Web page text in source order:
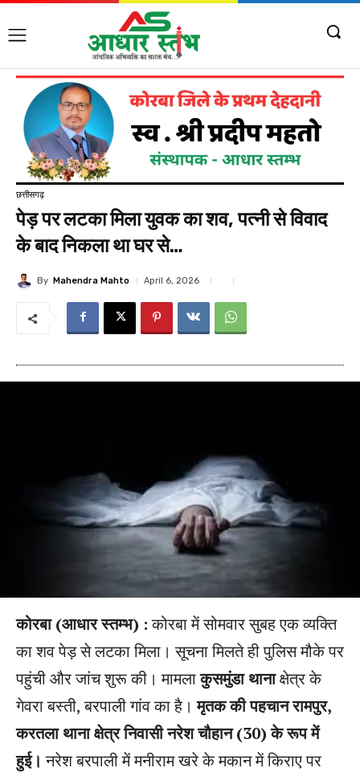
छत्तीसगढ़
पेड़ पर लटका मिला युवक का शव, पत्नी से विवाद
के बाद निकला था घर से…
By Mahendra Mahto April 6, 2026
कोरबा (आधार स्तम्भ) :कोरबा में सोमवार सुबह एक व्यक्ति
का शव पेड़ से लटका मिला। सूचना मिलते ही पुलिस मौके पर
पहुंची और जांच शुरू की। मामलाकुसमुंडा थानाक्षेत्र के
गेवरा बस्ती, बरपाली गांव का है।मृतक की पहचान रामपुर,
करतला थाना क्षेत्र निवासी नरेश चौहान (30) के रूप में
हुई। नरेश बरपाली में मनीराम खरे के मकान में किराए पर